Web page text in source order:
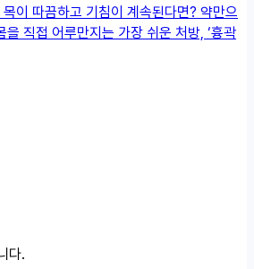
이 따끔하고 기침이 계속된다면? 약만으
직접 어루만지는 가장 쉬운 처방, ‘흉곽
다.